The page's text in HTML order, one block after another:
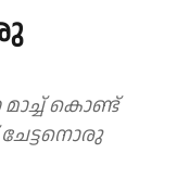
കൊണ്ട്